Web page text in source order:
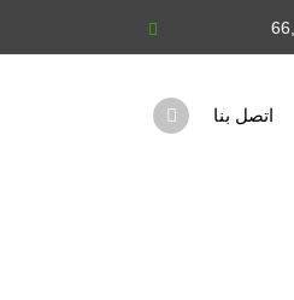
يورو 0.855
اتصل بنا